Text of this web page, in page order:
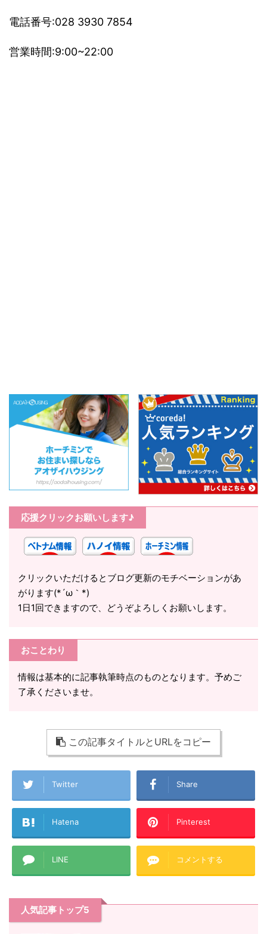
電話番号:028 3930 7854
営業時間:9:00~22:00
応援クリックお願いします♪
クリックいただけるとブログ更新のモチベーションがあ
がります(*´ω｀*)
1日1回できますので、どうぞよろしくお願いします。
おことわり
情報は基本的に記事執筆時点のものとなります。予めご
了承くださいませ。
この記事タイトルとURLをコピー
Twitter Share
Hatena Pinterest
LINE コメントする
人気記事トップ5